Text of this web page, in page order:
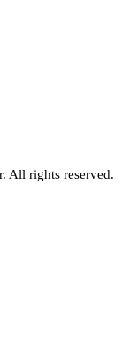
All rights reserved.